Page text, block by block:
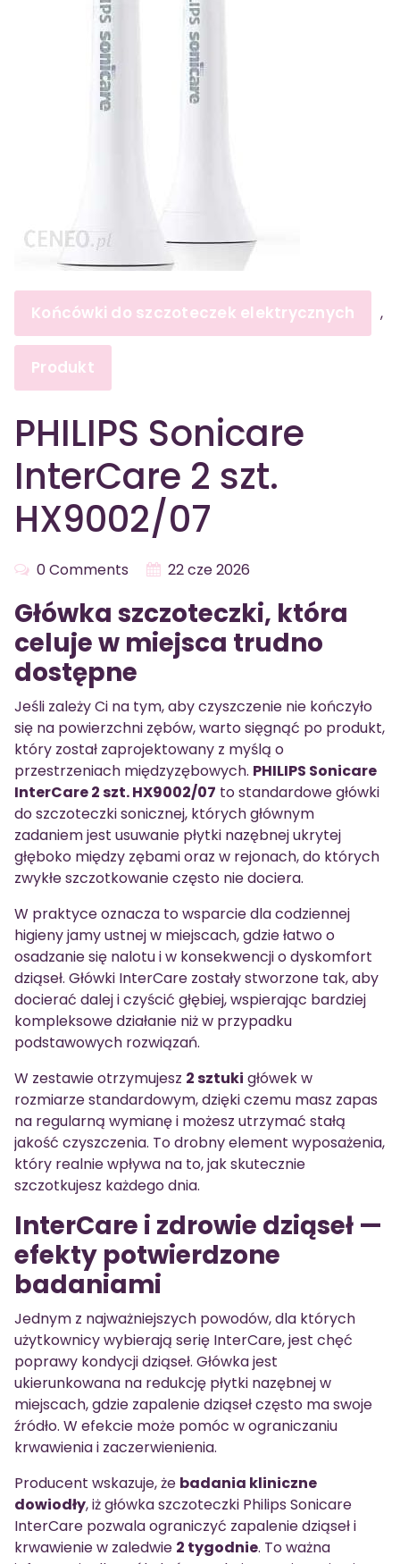
Końcówki do szczoteczek elektrycznych ,
Produkt
PHILIPS Sonicare
InterCare 2 szt.
HX9002/07
0 Comments 22 cze 2026
Główka szczoteczki, która
celuje w miejsca trudno
dostępne
Jeśli zależy Ci na tym, aby czyszczenie nie kończyło
się na powierzchni zębów, warto sięgnąć po produkt,
który został zaprojektowany z myślą o
przestrzeniach międzyzębowych. PHILIPS Sonicare
InterCare 2 szt. HX9002/07 to standardowe główki
do szczoteczki sonicznej, których głównym
zadaniem jest usuwanie płytki nazębnej ukrytej
głęboko między zębami oraz w rejonach, do których
zwykłe szczotkowanie często nie dociera.
W praktyce oznacza to wsparcie dla codziennej
higieny jamy ustnej w miejscach, gdzie łatwo o
osadzanie się nalotu i w konsekwencji o dyskomfort
dziąseł. Główki InterCare zostały stworzone tak, aby
docierać dalej i czyścić głębiej, wspierając bardziej
kompleksowe działanie niż w przypadku
podstawowych rozwiązań.
W zestawie otrzymujesz 2 sztuki główek w
rozmiarze standardowym, dzięki czemu masz zapas
na regularną wymianę i możesz utrzymać stałą
jakość czyszczenia. To drobny element wyposażenia,
który realnie wpływa na to, jak skutecznie
szczotkujesz każdego dnia.
InterCare i zdrowie dziąseł —
efekty potwierdzone
badaniami
Jednym z najważniejszych powodów, dla których
użytkownicy wybierają serię InterCare, jest chęć
poprawy kondycji dziąseł. Główka jest
ukierunkowana na redukcję płytki nazębnej w
miejscach, gdzie zapalenie dziąseł często ma swoje
źródło. W efekcie może pomóc w ograniczaniu
krwawienia i zaczerwienienia.
Producent wskazuje, że badania kliniczne
dowiodły, iż główka szczoteczki Philips Sonicare
InterCare pozwala ograniczyć zapalenie dziąseł i
krwawienie w zaledwie 2 tygodnie. To ważna